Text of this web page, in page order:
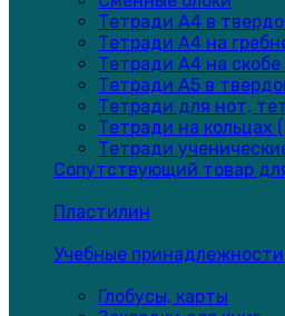
Тетради А4 в
Тетради А4 на
Тетради А4 на
Тетради А5 в
Тетради для нот,
Тетради на кольцах
Тетради
Сопутствующий товар
Пластилин
Учебные принадлежности
Глобусы, карты